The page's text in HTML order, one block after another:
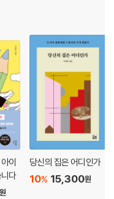
이
다
원
당신의 집은 어디인가
15,300원
10%